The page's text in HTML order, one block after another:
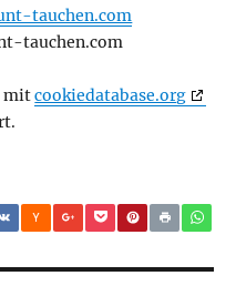
tauchen.com
tauchen.com
mitcookiedatabase.org